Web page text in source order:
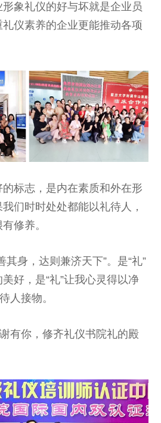
象礼仪的好与坏就是企业员
仪素养的企业更能推动各项
标志，是内在素质和外在形
们时时处处都能以礼待人，
修养。
其身，达则兼济天下”。是“礼”
好，是“礼”让我心灵得以净
人接物。
有你，修齐礼仪书院礼的殿